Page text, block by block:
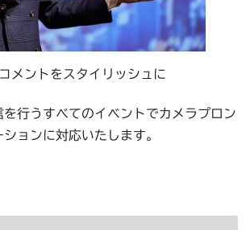
メントをスタイリッシュに
を行うすべてのイベントでカメラプロン
ョンに対応いたします。